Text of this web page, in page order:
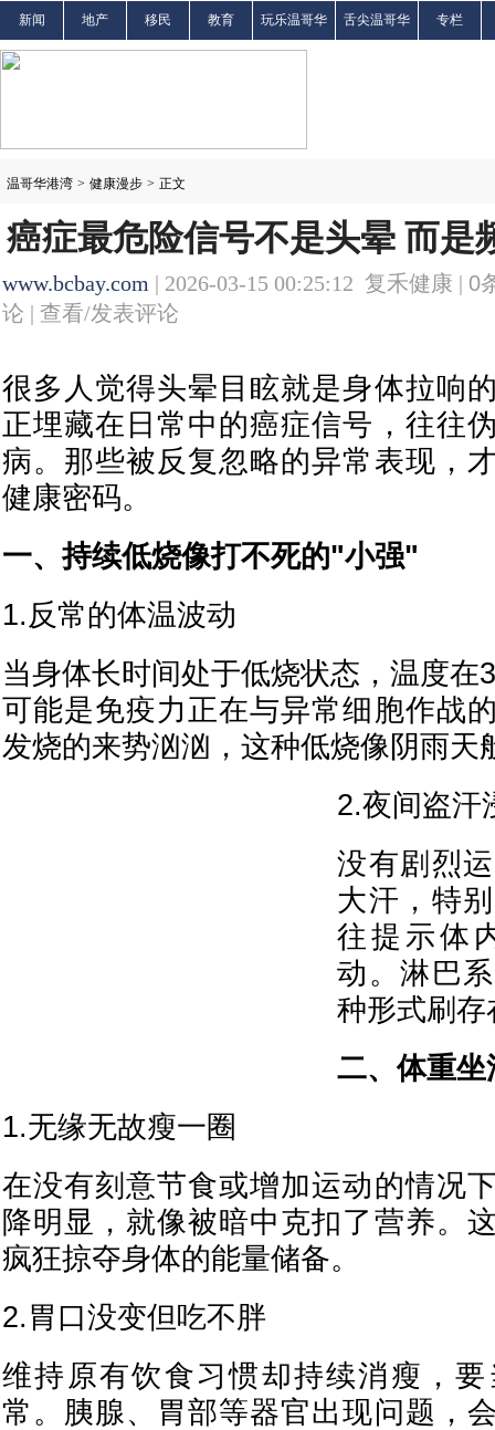
新闻 地产 移民 教育 玩乐温哥华 舌尖温哥华 专栏
温哥华港湾 > 健康漫步 > 正文
癌症最危险信号不是头晕 而是
www.bcbay.com | 2026-03-15 00:25:12 复禾健康 | 0
论 | 查看/发表评论
很多人觉得头晕目眩就是身体拉响
正埋藏在日常中的癌症信号，往往
病。那些被反复忽略的异常表现，
健康密码。
一、持续低烧像打不死的"小强"
1.反常的体温波动
当身体长时间处于低烧状态，温度
可能是免疫力正在与异常细胞作战
发烧的来势汹汹，这种低烧像阴雨天
2.夜间盗汗
没有剧烈
大汗，特
往提示体
动。淋巴
种形式刷存
二、体重
1.无缘无故瘦一圈
在没有刻意节食或增加运动的情况
降明显，就像被暗中克扣了营养。
疯狂掠夺身体的能量储备。
2.胃口没变但吃不胖
维持原有饮食习惯却持续消瘦，
常。胰腺、胃部等器官出现问题，